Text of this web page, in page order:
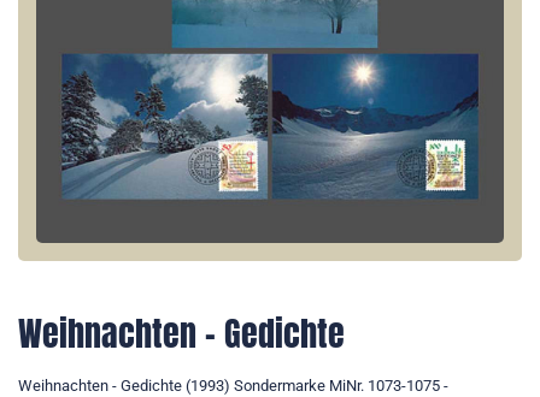
Weihnachten - Gedichte
Weihnachten - Gedichte (1993) Sondermarke MiNr. 1073-1075 -